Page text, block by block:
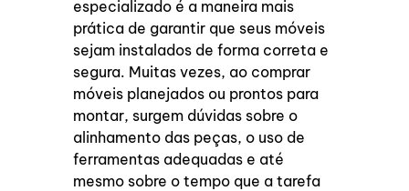
especializado é a maneira mais
prática de garantir que seus móveis
sejam instalados de forma correta e
segura. Muitas vezes, ao comprar
móveis planejados ou prontos para
montar, surgem dúvidas sobre o
alinhamento das peças, o uso de
ferramentas adequadas e até
mesmo sobre o tempo que a tarefa